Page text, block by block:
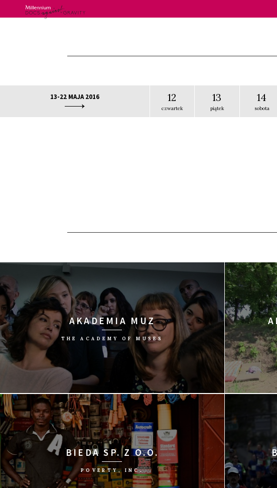
13-22 MAJA 2016 12
czwartek
13
piątek
14
sobota
AKADEMIA MUZ
THE ACADEMY OF MUSES
reż. José Luis Guerin/Hiszpania, 2015/91 min reż. Alisa
BIEDA SP. Z O.O.
POVERTY, INC.